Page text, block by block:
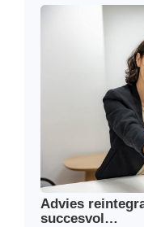
Advies
succesvol…